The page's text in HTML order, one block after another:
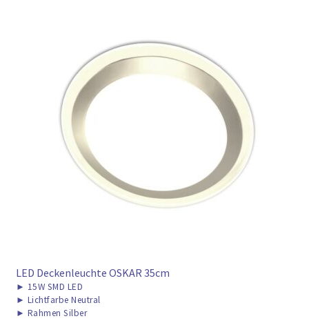
LED Deckenleuchte OSKAR 35cm
► 15W SMD LED
► Lichtfarbe Neutral
► Rahmen Silber